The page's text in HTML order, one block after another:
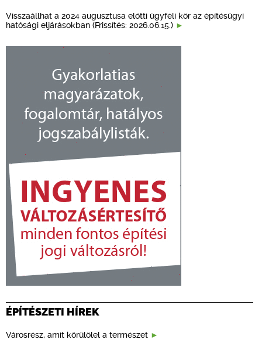
Visszaállhat a 2024 augusztusa előtti ügyféli kör az építésügyi
hatósági eljárásokban (Frissítés: 2026.06.15.)
ÉPÍTÉSZETI HÍREK
Városrész, amit körülölel a természet